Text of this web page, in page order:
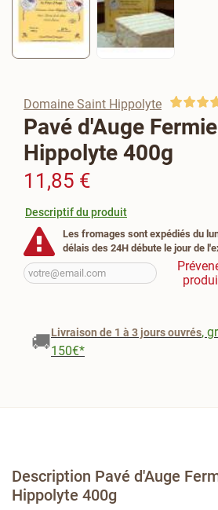
Domaine Saint Hippolyte
Pavé d'Auge
Hippolyte 400g
11,85 €
Descriptif du produit
Les fromages sont expédiés du
délais des 24H débute le jour de
🚚Livraison de 1 à 3 jours ouvrés,
150€*
Description Pavé d'Auge
Hippolyte 400g